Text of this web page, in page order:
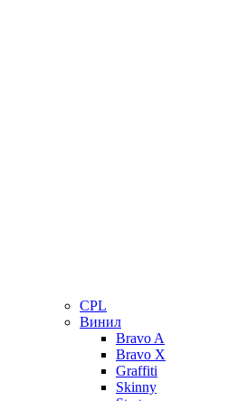
CPL
Винил
Bravo A
Bravo X
Graffiti
Skinny